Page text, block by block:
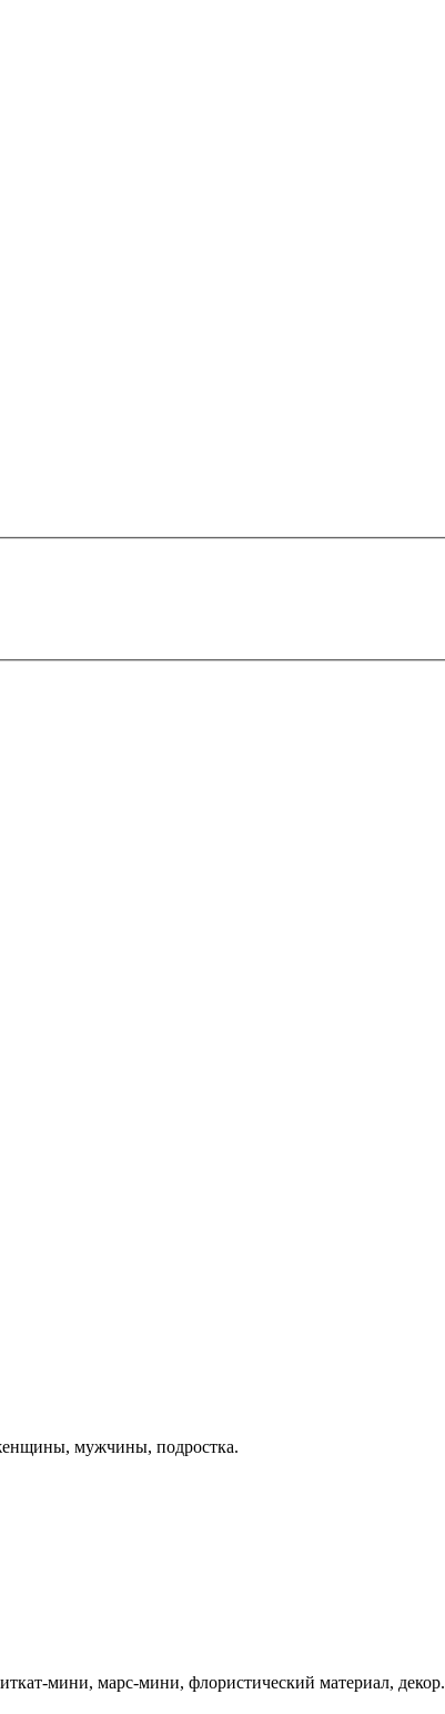
мужчины, подростка.
мини, марс-мини, флористический материал, декор.